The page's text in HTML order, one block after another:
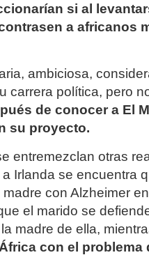
si al
a africanos
ambiciosa,
carrera política, pero
de conocer a El
su proyecto.
entremezclan otras
Irlanda se encuentra
con Alzheimer
el marido se
madre de ella,
con el problema